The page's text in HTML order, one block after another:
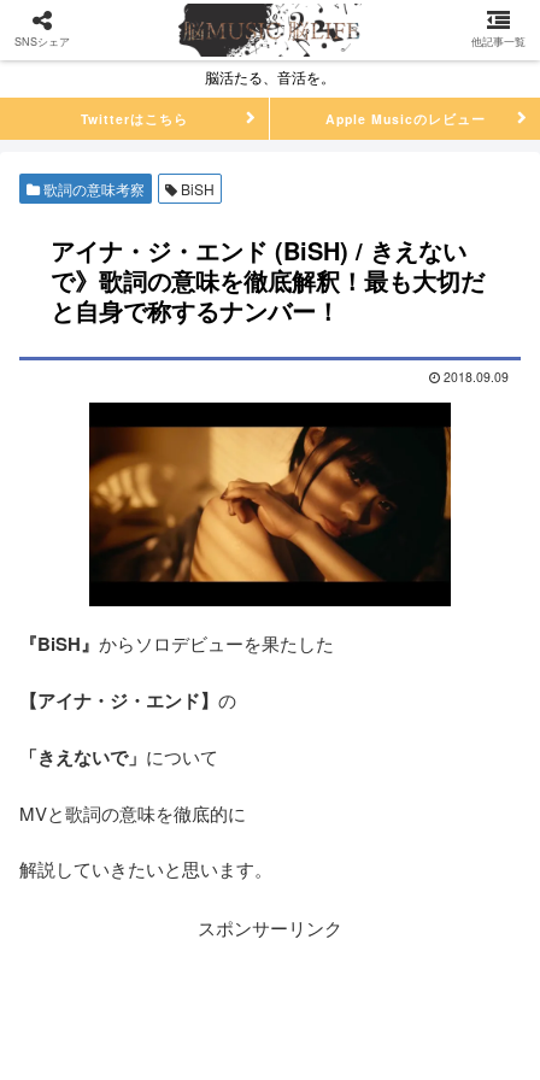
脳活たる、音活を。
Twitterはこちら Apple Musicのレビュー
歌詞の意味考察 BiSH
アイナ・ジ・エンド (BiSH) / きえない
で》歌詞の意味を徹底解釈！最も大切だ
と自身で称するナンバー！
2018.09.09
『BiSH』 からソロデビューを果たした
【アイナ・ジ・エンド】 の
「きえないで」 について
MVと歌詞の意味を徹底的に
解説していきたいと思います。
スポンサーリンク
SNSシェア 他記事一覧